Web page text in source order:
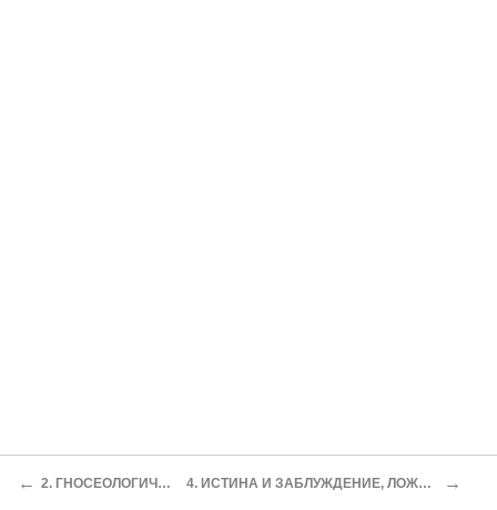
← 2. ГНОСЕОЛОГИЧЕСКОЕ ОТНОШЕНИЕ К БЫТИЮ 4. ИСТИНА И ЗАБЛУЖДЕНИЕ, ЛОЖЬ И ПРАВДА, СПЕЦИФИКА СОЦИАЛЬНОГО ПОЗНАНИЯ →